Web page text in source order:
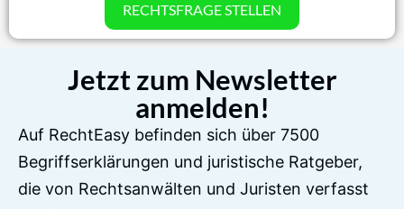
RECHTSFRAGE STELLEN
Jetzt zum Newsletter
anmelden!
Auf RechtEasy befinden sich über 7500
Begriffserklärungen und juristische Ratgeber,
die von Rechtsanwälten und Juristen verfasst